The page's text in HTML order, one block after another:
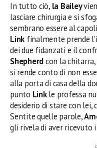
In tutto ciò, la Bailey
lasciare chirurgia e si
sembrano essere al
Link finalmente prende
dei due fidanzati e il
Shepherdcon la chitarra,
si rende conto di non
alla porta di casa della
punto Linkle professa
desiderio di stare con lei,
Sentite quelle parole,
gli rivela di aver ricevuto